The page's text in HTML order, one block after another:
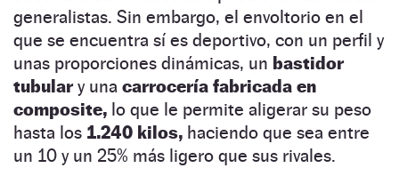
generalistas. Sin embargo, el envoltorio en el
que se encuentra sí es deportivo, con un perfil y
unas proporciones dinámicas, un bastidor
tubulary una carrocería fabricada en
composite, lo que le permite aligerar su peso
hasta los 1.240 kilos, haciendo que sea entre
un 10 y un 25% más ligero que sus rivales.